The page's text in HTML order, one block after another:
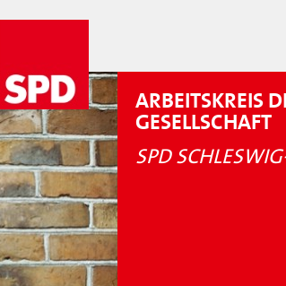
ARBEITSKREIS
GESELLSCHAFT
SPD